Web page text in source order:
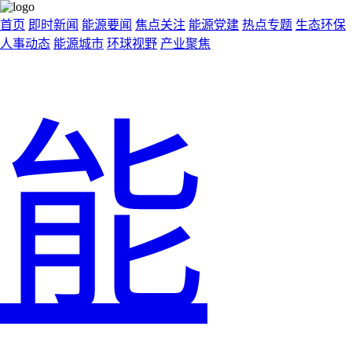
首页 即时新闻 能源要闻 焦点关注 能源党建 热点专题 生态环保
人事动态 能源城市 环球视野 产业聚焦
能